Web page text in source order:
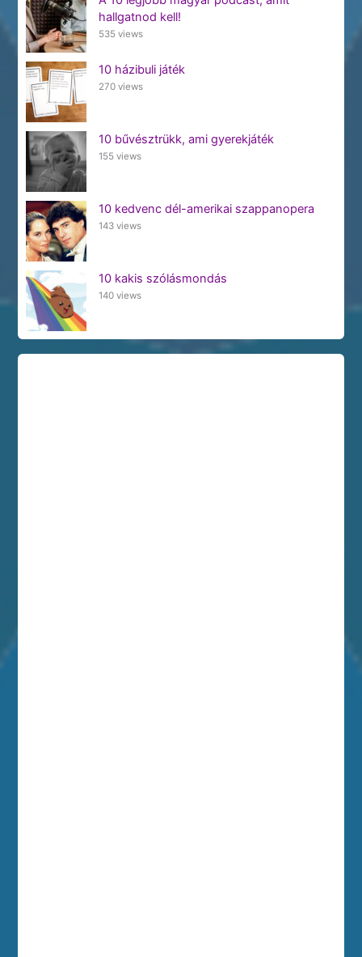
hallgatnod kell!
535 views
10 házibuli játék
270 views
10 bűvésztrükk, ami gyerekjáték
155 views
10 kedvenc dél-amerikai szappanopera
143 views
10 kakis szólásmondás
140 views